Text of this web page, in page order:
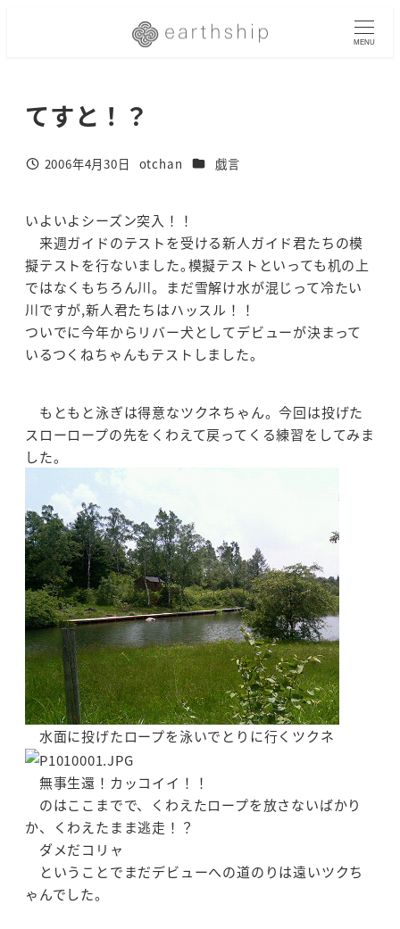
MENU
てすと！？
投稿日2006年4月30日
著
otchan カテゴリー
戯言
いよいよシーズン突入！！
来週ガイドのテストを受ける新人ガイド君たちの模
擬テストを行ないました｡模擬テストといっても机の上
ではなくもちろん川。まだ雪解け水が混じって冷たい
川ですが,新人君たちはハッスル！！
ついでに今年からリバー犬としてデビューが決まって
いるつくねちゃんもテストしました｡
もともと泳ぎは得意なツクネちゃん。今回は投げた
スローロープの先をくわえて戻ってくる練習をしてみま
した｡
水面に投げたロープを泳いでとりに行くツクネ
無事生還！カッコイイ！！
のはここまでで、くわえたロープを放さないばかり
か、くわえたまま逃走！？
ダメだコリャ
ということでまだデビューへの道のりは遠いツクち
ゃんでした。